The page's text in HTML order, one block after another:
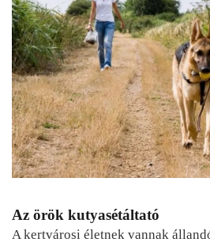
Az örök kutyasétáltató
A kertvárosi életnek vannak